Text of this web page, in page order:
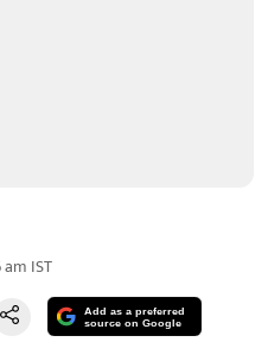
am IST
Add as a preferred
source on Google